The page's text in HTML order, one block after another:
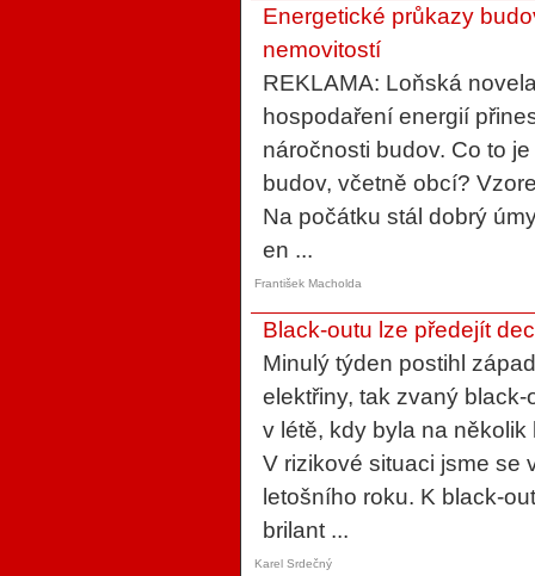
Energetické průkazy
nemovitostí
REKLAMA: Loňská
hospodaření energií
náročnosti budov. Co to
budov, včetně obcí?
Na počátku stál dobrý
en ...
František Macholda
Black-outu lze předejít
Minulý týden postihl
elektřiny, tak zvaný
v létě, kdy byla na
V rizikové situaci jsme se
letošního roku. K black-
brilant ...
Karel Srdečný